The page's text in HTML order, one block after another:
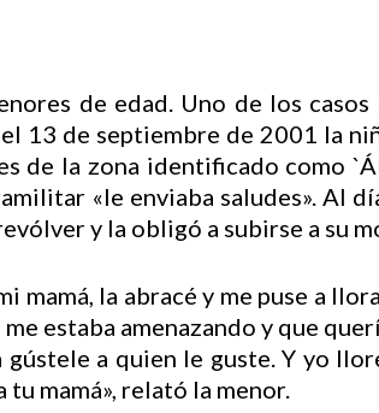
de edad. Uno de los
13 de septiembre de 2001 la
de la zona identificado como
«le enviaba saludes». Al
y la obligó a subirse a su
mamá, la abracé y me puse a
estaba amenazando y que
a quien le guste. Y yo
mamá», relató la menor.